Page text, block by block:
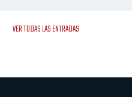
VER TODAS LAS ENTRADAS